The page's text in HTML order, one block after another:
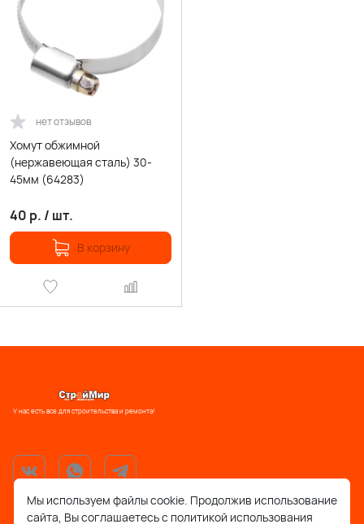
нет отзывов
Хомут обжимной
(нержавеющая сталь) 30-
45мм (64283)
40 р. / шт.
В корзину
У нас есть все для строительства и ремонта!
Мы используем файлы cookie. Продолжив использование
сайта, Вы соглашаетесь с политикой использования